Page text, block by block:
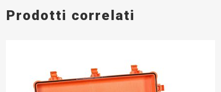
Prodotti correlati